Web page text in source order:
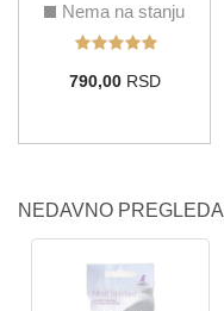
Nema na stanju
790,00RSD
NEDAVNO